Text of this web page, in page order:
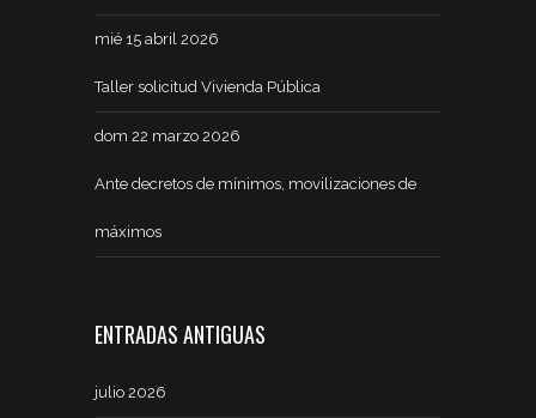
mié 15 abril 2026
Taller solicitud Vivienda Pública
dom 22 marzo 2026
Ante decretos de mínimos, movilizaciones de
máximos
ENTRADAS ANTIGUAS
julio 2026